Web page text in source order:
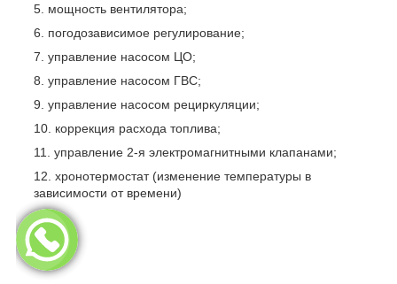
мощность вентилятора;
погодозависимое регулирование;
управление насосом ЦО;
управление насосом ГВС;
управление насосом рециркуляции;
коррекция расхода топлива;
управление 2-я электромагнитными клапанами;
хронотермостат (изменение температуры в
зависимости от времени)